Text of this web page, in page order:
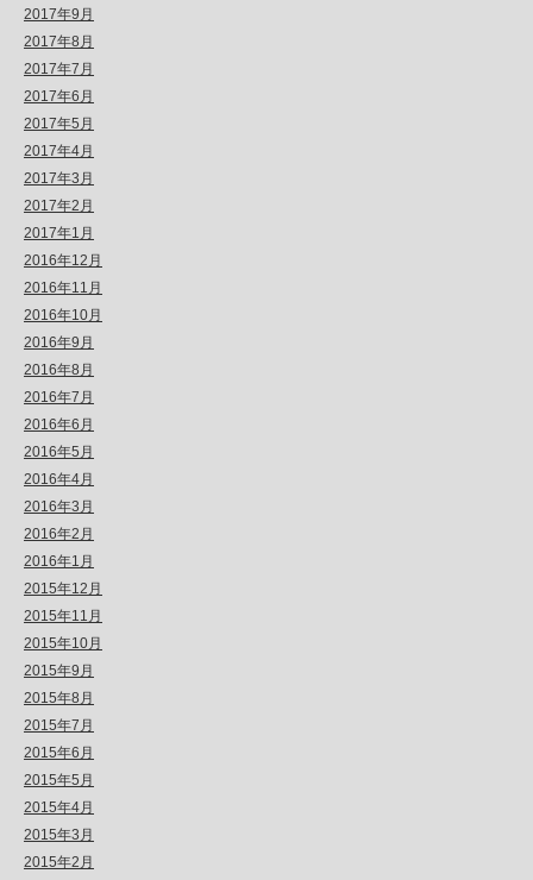
2017年9月
2017年8月
2017年7月
2017年6月
2017年5月
2017年4月
2017年3月
2017年2月
2017年1月
2016年12月
2016年11月
2016年10月
2016年9月
2016年8月
2016年7月
2016年6月
2016年5月
2016年4月
2016年3月
2016年2月
2016年1月
2015年12月
2015年11月
2015年10月
2015年9月
2015年8月
2015年7月
2015年6月
2015年5月
2015年4月
2015年3月
2015年2月